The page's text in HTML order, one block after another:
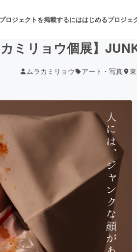
プロジェクトを掲載するにははじめるプロジェ
舞台
・サービス開発 フー
雑誌出版 アニ
ンジ ビュ
ミリョウ個展】
ムラカミリョウ アート・写真